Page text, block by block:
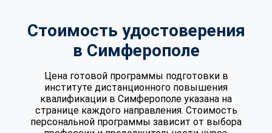
Стоимость удостоверения
в Симферополе
Цена готовой программы подготовки в
институте дистанционного повышения
квалификации в Симферополе указана на
странице каждого направления. Стоимость
персональной программы зависит от выбора